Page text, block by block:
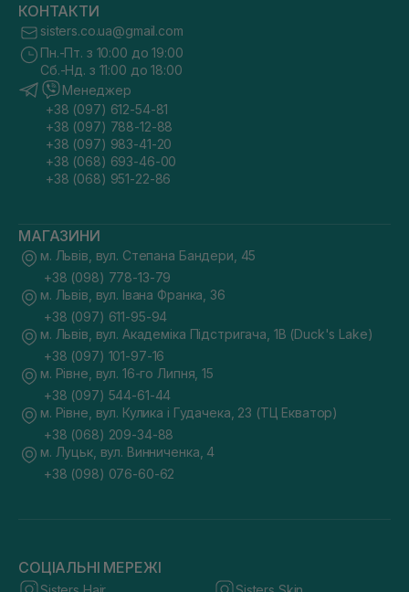
КОНТАКТИ
sisters.co.ua@gmail.com
Пн.-Пт. з 10:00 до 19:00
Сб.-Нд. з 11:00 до 18:00
Менеджер
+38 (097) 612-54-81
+38 (097) 788-12-88
+38 (097) 983-41-20
+38 (068) 693-46-00
+38 (068) 951-22-86
МАГАЗИНИ
м. Львів, вул. Степана Бандери, 45
+38 (098) 778-13-79
м. Львів, вул. Івана Франка, 36
+38 (097) 611-95-94
м. Львів, вул. Академіка Підстригача, 1В (Duck's Lake)
+38 (097) 101-97-16
м. Рівне, вул. 16-го Липня, 15
+38 (097) 544-61-44
м. Рівне, вул. Кулика і Гудачека, 23 (ТЦ Екватор)
+38 (068) 209-34-88
м. Луцьк, вул. Винниченка, 4
+38 (098) 076-60-62
СОЦІАЛЬНІ МЕРЕЖІ